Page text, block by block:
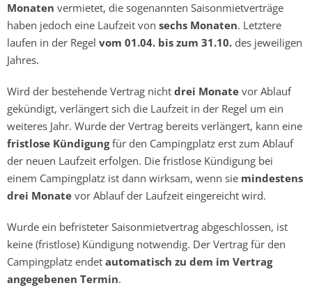
Monaten vermietet, die sogenannten Saisonmietverträge
haben jedoch eine Laufzeit von sechs Monaten. Letztere
laufen in der Regel vom 01.04. bis zum 31.10. des jeweiligen
Jahres.
Wird der bestehende Vertrag nicht drei Monate vor Ablauf
gekündigt, verlängert sich die Laufzeit in der Regel um ein
weiteres Jahr. Wurde der Vertrag bereits verlängert, kann eine
fristlose Kündigungfür den Campingplatz erst zum Ablauf
der neuen Laufzeit erfolgen. Die fristlose Kündigung bei
einem Campingplatz ist dann wirksam, wenn sie mindestens
drei Monate vor Ablauf der Laufzeit eingereicht wird.
Wurde ein befristeter Saisonmietvertrag abgeschlossen, ist
keine (fristlose) Kündigung notwendig. Der Vertrag für den
Campingplatz endet automatisch zu dem im Vertrag
angegebenen Termin.